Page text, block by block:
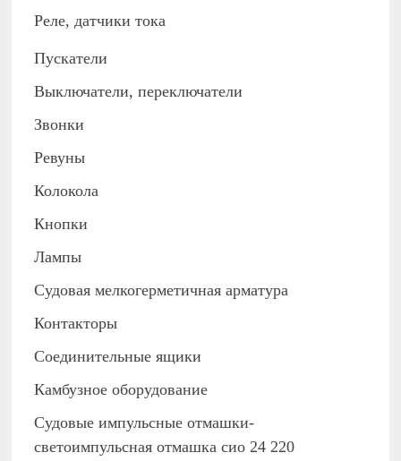
Реле, датчики тока
Пускатели
Выключатели, переключатели
Звонки
Ревуны
Колокола
Кнопки
Лампы
Судовая мелкогерметичная арматура
Контакторы
Соединительные ящики
Камбузное оборудование
Судовые импульсные отмашки-
светоимпульсная отмашка сио 24 220